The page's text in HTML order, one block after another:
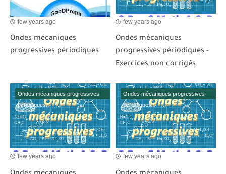
few years ago
Ondes mécaniques
progressives périodiques
few years ago
Ondes mécaniques
progressives périodiques -
Exercices non corrigés
Ondes mécaniques progressives
périodiques
few years ago
Ondes mécaniques progressives
périodiques
few years ago